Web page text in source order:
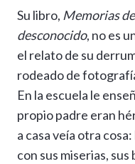
Su libro, Memorias
desconocido, no es
el relato de su
rodeado de
En la escuela le
propio padre eran
a casa veía otra
con sus miserias,